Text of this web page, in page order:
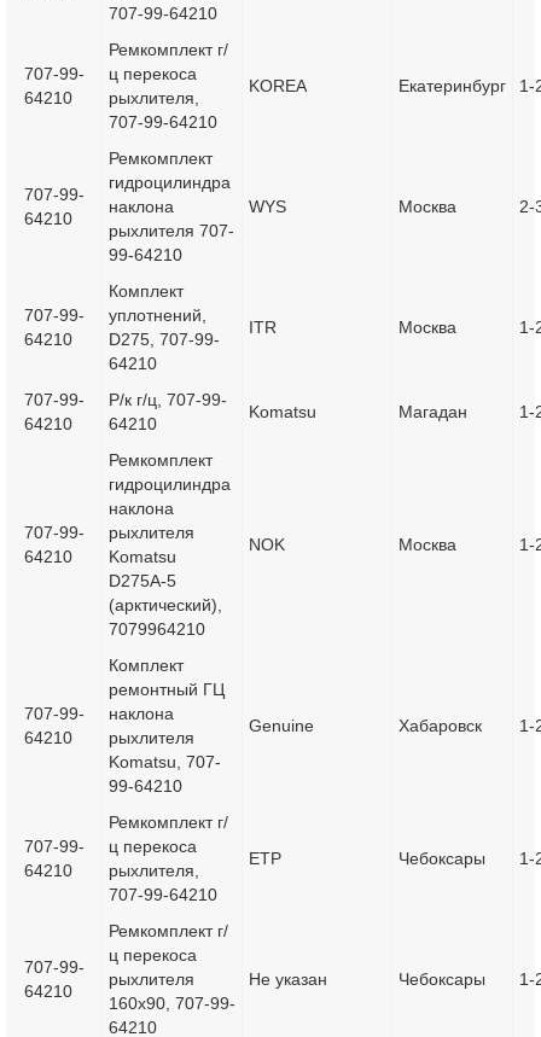
707-99-64210
707-99-
64210
Ремкомплект г/
ц перекоса
рыхлителя,
707-99-64210
KOREA Екатеринбург 1-
707-99-
64210
Ремкомплект
гидроцилиндра
наклона
рыхлителя 707-
99-64210
WYS Москва 2-
707-99-
64210
Комплект
уплотнений,
D275, 707-99-
64210
ITR Москва 1-
707-99-
64210
Р/к г/ц, 707-99-
64210
Komatsu Магадан 1-
707-99-
64210
Ремкомплект
гидроцилиндра
наклона
рыхлителя
Komatsu
D275A-5
(арктический),
7079964210
NOK Москва 1-
707-99-
64210
Комплект
ремонтный ГЦ
наклона
рыхлителя
Komatsu, 707-
99-64210
Genuine Хабаровск 1-
707-99-
64210
Ремкомплект г/
ц перекоса
рыхлителя,
707-99-64210
ETP Чебоксары 1-
707-99-
64210
Ремкомплект г/
ц перекоса
рыхлителя
160х90, 707-99-
64210
Не указан Чебоксары 1-